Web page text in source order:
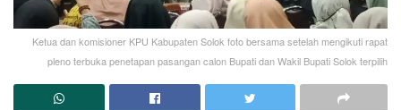
Ketua dan komisioner KPU Kabupaten Solok foto bersama setelah mengikuti rapat
pleno terbuka penetapan pasangan calon Bupati dan Wakil Bupati Solok terpilih